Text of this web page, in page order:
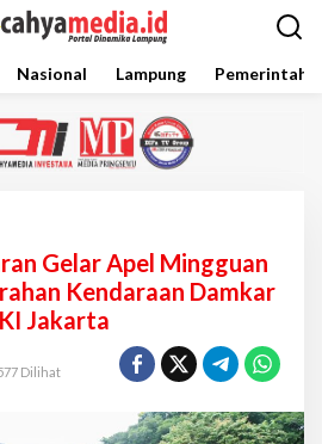
Nasional Lampung
m
k
a
b
e
Gelar Apel Mingguan
Kendaraan Damkar
Jakarta
Dilihat